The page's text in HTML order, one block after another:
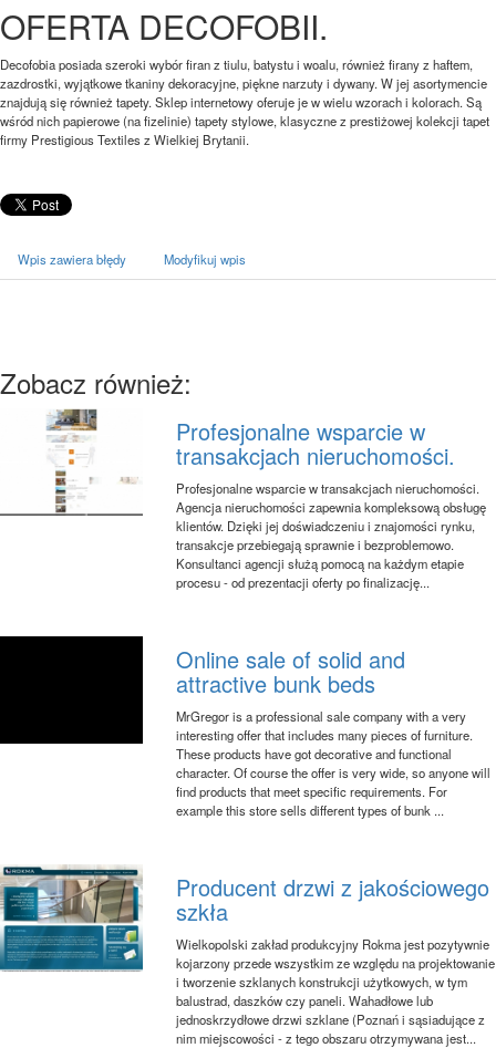
OFERTA DECOFOBII.
Decofobia posiada szeroki wybór firan z tiulu, batystu i woalu, również firany z haftem,
zazdrostki, wyjątkowe tkaniny dekoracyjne, piękne narzuty i dywany. W jej asortymencie
znajdują się również tapety. Sklep internetowy oferuje je w wielu wzorach i kolorach. Są
wśród nich papierowe (na fizelinie) tapety stylowe, klasyczne z prestiżowej kolekcji tapet
firmy Prestigious Textiles z Wielkiej Brytanii.
Wpis zawiera błędy Modyfikuj wpis
Zobacz również:
Profesjonalne wsparcie w
transakcjach nieruchomości.
Profesjonalne wsparcie w transakcjach nieruchomości.
Agencja nieruchomości zapewnia kompleksową obsługę
klientów. Dzięki jej doświadczeniu i znajomości rynku,
transakcje przebiegają sprawnie i bezproblemowo.
Konsultanci agencji służą pomocą na każdym etapie
procesu - od prezentacji oferty po finalizację...
Online sale of solid and
attractive bunk beds
MrGregor is a professional sale company with a very
interesting offer that includes many pieces of furniture.
These products have got decorative and functional
character. Of course the offer is very wide, so anyone will
find products that meet specific requirements. For
example this store sells different types of bunk ...
Producent drzwi z jakościowego
szkła
Wielkopolski zakład produkcyjny Rokma jest pozytywnie
kojarzony przede wszystkim ze względu na projektowanie
i tworzenie szklanych konstrukcji użytkowych, w tym
balustrad, daszków czy paneli. Wahadłowe lub
jednoskrzydłowe drzwi szklane (Poznań i sąsiadujące z
nim miejscowości - z tego obszaru otrzymywana jest...